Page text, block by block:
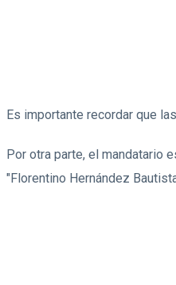
Es importante recordar que las
Por otra parte, el mandatario
"Florentino Hernández